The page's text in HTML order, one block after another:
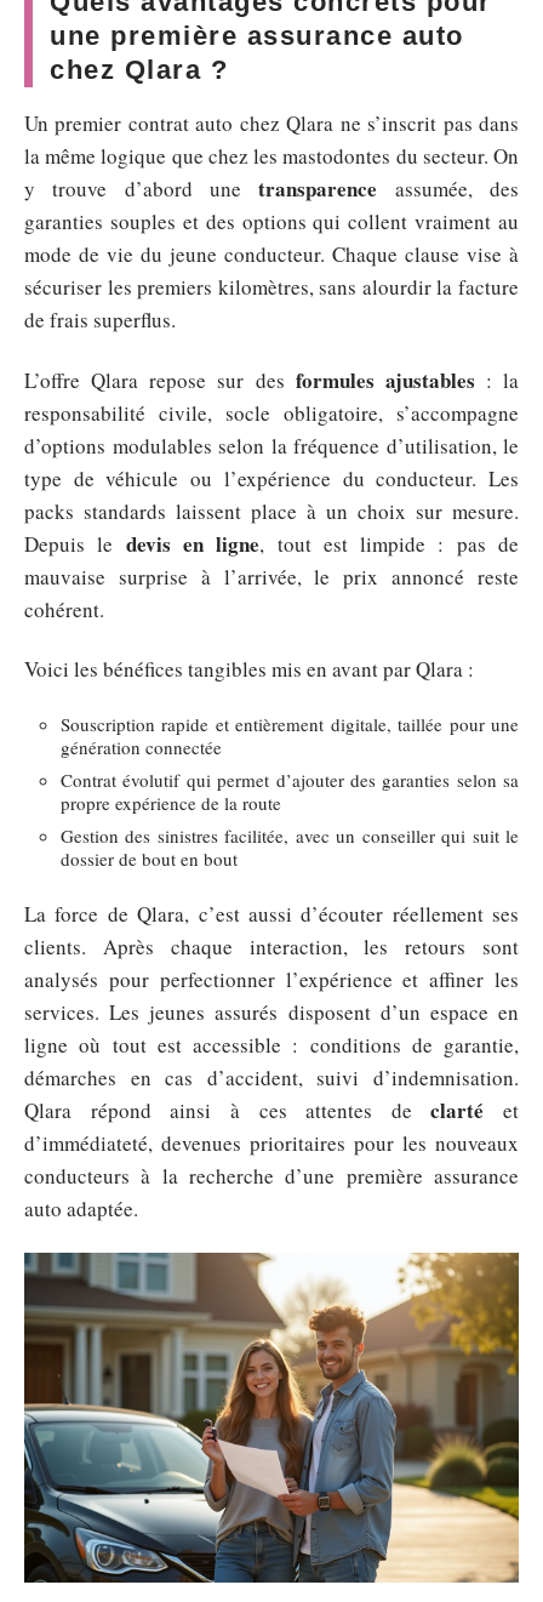
une première assurance auto
chez Qlara ?
Un premier contrat auto chez Qlara ne s’inscrit pas dans
la même logique que chez les mastodontes du secteur. On
y trouve d’abord unetransparence assumée, des
garanties souples et des options qui collent vraiment au
mode de vie du jeune conducteur. Chaque clause vise à
sécuriser les premiers kilomètres, sans alourdir la facture
de frais superflus.
L’offre Qlara repose sur des formules ajustables : la
responsabilité civile, socle obligatoire, s’accompagne
d’options modulables selon la fréquence d’utilisation, le
type de véhicule ou l’expérience du conducteur. Les
packs standards laissent place à un choix sur mesure.
Depuis le devis en ligne, tout est limpide : pas de
mauvaise surprise à l’arrivée, le prix annoncé reste
cohérent.
Voici les bénéfices tangibles mis en avant par Qlara :
Souscription rapide et entièrement digitale, taillée pour une
génération connectée
Contrat évolutif qui permet d’ajouter des garanties selon sa
propre expérience de la route
Gestion des sinistres facilitée, avec un conseiller qui suit le
dossier de bout en bout
La force de Qlara, c’est aussi d’écouter réellement ses
clients. Après chaque interaction, les retours sont
analysés pour perfectionner l’expérience et affiner les
services. Les jeunes assurés disposent d’un espace en
ligne où tout est accessible : conditions de garantie,
démarches en cas d’accident, suivi d’indemnisation.
Qlara répond ainsi à ces attentes declarté et
d’immédiateté, devenues prioritaires pour les nouveaux
conducteurs à la recherche d’une première assurance
auto adaptée.